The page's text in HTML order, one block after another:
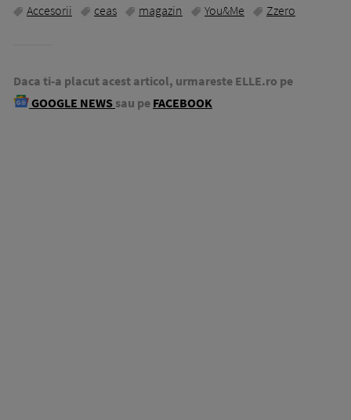
Accesorii ceas magazin You&Me Zzero
Daca ti-a placut acest articol, urmareste ELLE.ro pe
GOOGLE NEWS sau pe FACEBOOK